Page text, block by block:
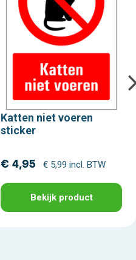
Katten niet voeren
sticker
€ 4,95 € 5,99 incl. BTW
Bekijk product